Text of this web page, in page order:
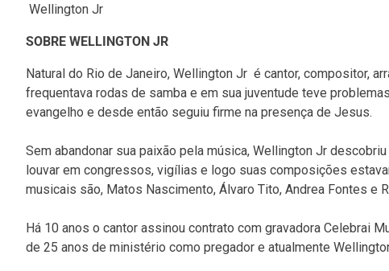
Wellington Jr
SOBRE WELLINGTON JR
Natural do Rio de Janeiro, Wellington Jr é cantor, compositor,
frequentava rodas de samba e em sua juventude teve
evangelho e desde então seguiu firme na presença de Jesus.
Sem abandonar sua paixão pela música, Wellington Jr
louvar em congressos, vigílias e logo suas composições
musicais são, Matos Nascimento, Álvaro Tito, Andrea Fontes e
Há 10 anos o cantor assinou contrato com gravadora Celebrai
de 25 anos de ministério como pregador e atualmente